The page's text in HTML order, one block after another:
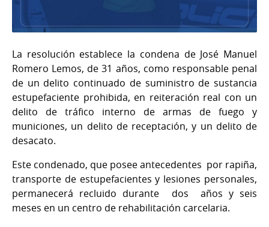
La resolución establece la condena de José Manuel
Romero Lemos, de 31 años, como responsable penal
de un delito continuado de suministro de sustancia
estupefaciente prohibida, en reiteración real con un
delito de tráfico interno de armas de fuego y
municiones, un delito de receptación, y un delito de
desacato.
Este condenado, que posee antecedentes por rapiña,
transporte de estupefacientes y lesiones personales,
permanecerá recluido durante dos años y seis
meses en un centro de rehabilitación carcelaria.